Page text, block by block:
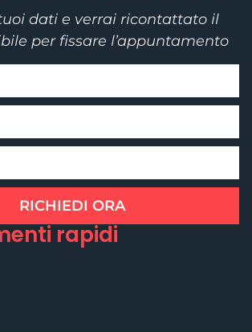
dati e verrai ricontattato il
per fissare l’appuntamento
RICHIEDI ORA
rapidi